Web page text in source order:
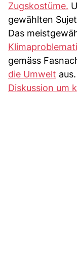
Zugskostüme.
gewählten
Das
gemäss
die Umwelt
Diskussion um